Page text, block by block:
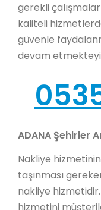
gerekli
kaliteli
güvenle
devam
ADANA Şehirler
Nakliye
taşınması
nakliye